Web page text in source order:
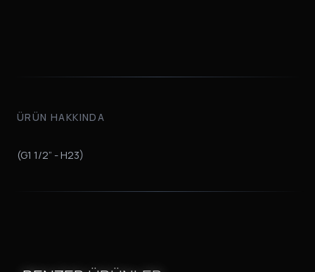
ÜRÜN HAKKINDA
(G1 1/2” - H23)